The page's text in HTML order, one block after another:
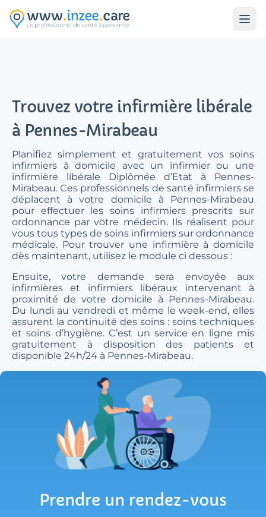
Trouvez votre infirmière libérale
à Pennes-Mirabeau
Planifiez simplement et gratuitement vos soins
infirmiers à domicile avec un infirmier ou une
infirmière libérale Diplômée d’Etat à Pennes-
Mirabeau. Ces professionnels de santé infirmiers se
déplacent à votre domicile à Pennes-Mirabeau
pour effectuer les soins infirmiers prescrits sur
ordonnance par votre médecin. Ils réalisent pour
vous tous types de soins infirmiers sur ordonnance
médicale. Pour trouver une infirmière à domicile
dès maintenant, utilisez le module ci dessous :
Ensuite, votre demande sera envoyée aux
infirmières et infirmiers libéraux intervenant à
proximité de votre domicile à Pennes-Mirabeau.
Du lundi au vendredi et même le week-end, elles
assurent la continuité des soins : soins techniques
et soins d’hygiène. C’est un service en ligne mis
gratuitement à disposition des patients et
disponible 24h/24 à Pennes-Mirabeau.
Prendre un rendez-vous